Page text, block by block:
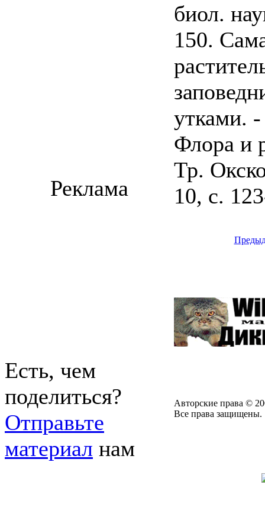
биол.
150.
утками.
Флора и
Тр.
10, с.
Реклама
Есть, чем
поделиться?
Отправьте
материал нам
Авторские права ©
Все права защищены.